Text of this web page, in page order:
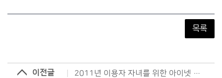
목록
이전글 2011년 이용자 자녀를 위한 아이넷 미술치료프로그램 '7회기'